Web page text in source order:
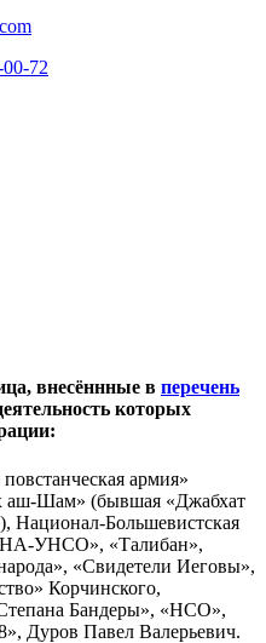
72
внесённные в перечень
которых
армия»
Шам» (бывшая «Джабхат
Национал-Большевистская
УНСО», «Талибан»,
«Свидетели Иеговы»,
Корчинского,
Бандеры», «НСО»,
Дуров Павел Валерьевич.